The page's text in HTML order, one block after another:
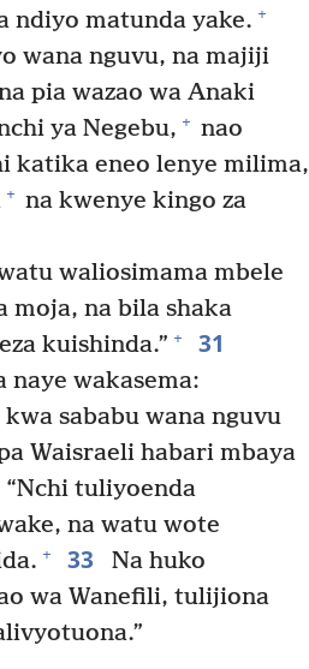
ndiyo matunda yake. +
wana nguvu, na majiji
pia wazao wa Anaki
ya Negebu, + nao
katika eneo lenye milima,
+ na kwenye kingo za
waliosimama mbele
moja, na bila shaka
kuishinda.” + 31
wakasema:
sababu wana nguvu
Waisraeli habari mbaya
tuliyoenda
na watu wote
+ 33
Na huko
wa Wanefili, tulijiona